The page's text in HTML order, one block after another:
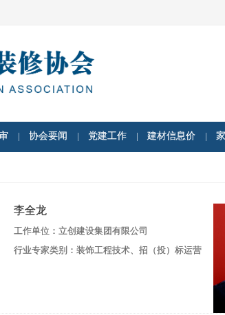
协会要闻 党建工作 建材信息价
李全龙
工作单位：立创建设集团有限公司
行业专家类别：装饰工程技术、招（投）标运营